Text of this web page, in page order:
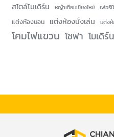
สไตล์โมเดิร์น
หญ้าเทียมเชียงใหม่ เฟอร์
แต่งห้องนอน แต่งห้องนั่งเล่น แต่งห้
โคมไฟแขวน โซฟา โมเดิร์